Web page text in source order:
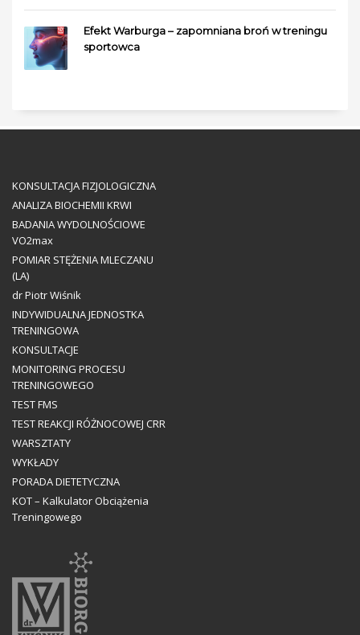
Efekt Warburga – zapomniana broń w treningu
sportowca
KONSULTACJA FIZJOLOGICZNA
ANALIZA BIOCHEMII KRWI
BADANIA WYDOLNOŚCIOWE
VO2max
POMIAR STĘŻENIA MLECZANU
(LA)
dr Piotr Wiśnik
INDYWIDUALNA JEDNOSTKA
TRENINGOWA
KONSULTACJE
MONITORING PROCESU
TRENINGOWEGO
TEST FMS
TEST REAKCJI RÓŻNOCOWEJ CRR
WARSZTATY
WYKŁADY
PORADA DIETETYCZNA
KOT – Kalkulator Obciążenia
Treningowego